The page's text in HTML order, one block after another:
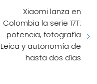
Xiaomi lanza en
Colombia la serie 17T:
potencia, fotografía
Leica y autonomía de
hasta dos días